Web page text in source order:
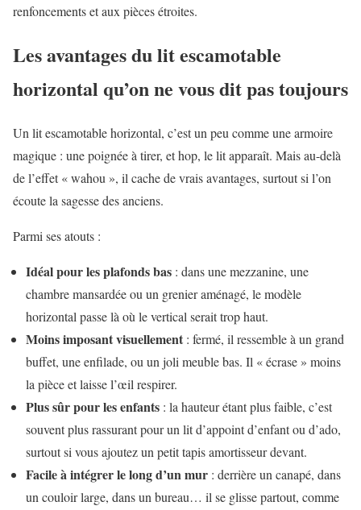
renfoncements et aux pièces étroites.
Les avantages du lit escamotable
horizontal qu’on ne vous dit pas toujours
Un lit escamotable horizontal, c’est un peu comme une armoire
magique : une poignée à tirer, et hop, le lit apparaît. Mais au-delà
de l’effet « wahou », il cache de vrais avantages, surtout si l’on
écoute la sagesse des anciens.
Parmi ses atouts :
Idéal pour les plafonds bas : dans une mezzanine, une
chambre mansardée ou un grenier aménagé, le modèle
horizontal passe là où le vertical serait trop haut.
Moins imposant visuellement : fermé, il ressemble à un grand
buffet, une enfilade, ou un joli meuble bas. Il « écrase » moins
la pièce et laisse l’œil respirer.
Plus sûr pour les enfants : la hauteur étant plus faible, c’est
souvent plus rassurant pour un lit d’appoint d’enfant ou d’ado,
surtout si vous ajoutez un petit tapis amortisseur devant.
Facile à intégrer le long d’un mur : derrière un canapé, dans
un couloir large, dans un bureau… il se glisse partout, comme